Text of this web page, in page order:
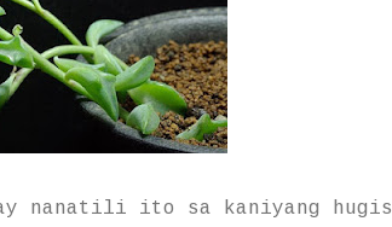
ay nanatili ito sa kaniyang hugis